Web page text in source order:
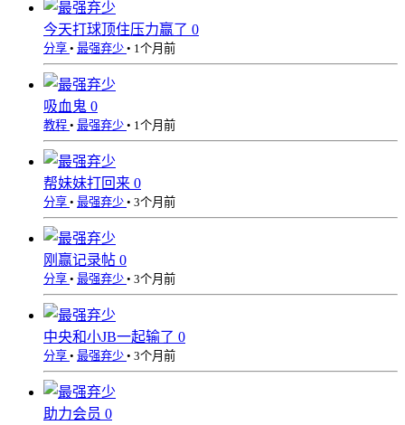
今天打球顶住压力赢了 0
分享 • 最强弃少 • 1个月前
吸血鬼 0
教程 • 最强弃少 • 1个月前
帮妹妹打回来 0
分享 • 最强弃少 • 3个月前
刚赢记录帖 0
分享 • 最强弃少 • 3个月前
中央和小JB一起输了 0
分享 • 最强弃少 • 3个月前
助力会员 0